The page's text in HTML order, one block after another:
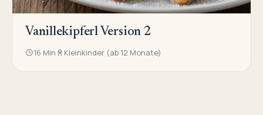
Vanillekipferl Version 2
16 Min Kleinkinder (ab 12 Monate)